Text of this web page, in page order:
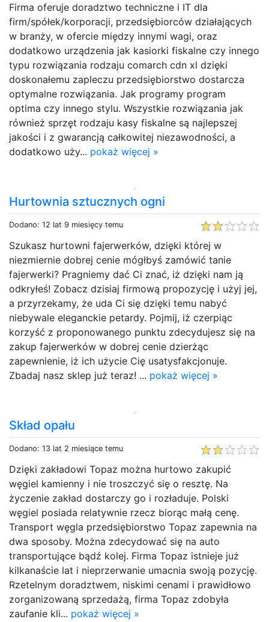
Firma oferuje doradztwo techniczne i IT dla
firm/spółek/korporacji, przedsiębiorców działających
w branży, w ofercie między innymi wagi, oraz
dodatkowo urządzenia jak kasiorki fiskalne czy innego
typu rozwiązania rodzaju comarch cdn xl dzięki
doskonałemu zapleczu przedsiębiorstwo dostarcza
optymalne rozwiązania. Jak programy program
optima czy innego stylu. Wszystkie rozwiązania jak
również sprzęt rodzaju kasy fiskalne są najlepszej
jakości i z gwarancją całkowitej niezawodności, a
dodatkowo uży... pokaż więcej »
Hurtownia sztucznych ogni
Dodano: 12 lat 9 miesięcy temu
Szukasz hurtowni fajerwerków, dzięki której w
niezmiernie dobrej cenie mógłbyś zamówić tanie
fajerwerki? Pragniemy dać Ci znać, iż dzięki nam ją
odkryłeś! Zobacz dzisiaj firmową propozycję i użyj jej,
a przyrzekamy, że uda Ci się dzięki temu nabyć
niebywale eleganckie petardy. Pojmij, iż czerpiąc
korzyść z proponowanego punktu zdecydujesz się na
zakup fajerwerków w dobrej cenie dzierżąc
zapewnienie, iż ich użycie Cię usatysfakcjonuje.
Zbadaj nasz sklep już teraz! ... pokaż więcej »
Skład opału
Dodano: 13 lat 2 miesiące temu
Dzięki zakładowi Topaz można hurtowo zakupić
węgiel kamienny i nie troszczyć się o resztę. Na
życzenie zakład dostarczy go i rozładuje. Polski
węgiel posiada relatywnie rzecz biorąc małą cenę.
Transport węgla przedsiębiorstwo Topaz zapewnia na
dwa sposoby. Można zdecydować się na auto
transportujące bądź kolej. Firma Topaz istnieje już
kilkanaście lat i nieprzerwanie umacnia swoją pozycję.
Rzetelnym doradztwem, niskimi cenami i prawidłowo
zorganizowaną sprzedażą, firma Topaz zdobyła
zaufanie kli... pokaż więcej »